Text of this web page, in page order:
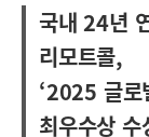
국내 24년
리모트콜,
‘2025 글로
최우수상 수